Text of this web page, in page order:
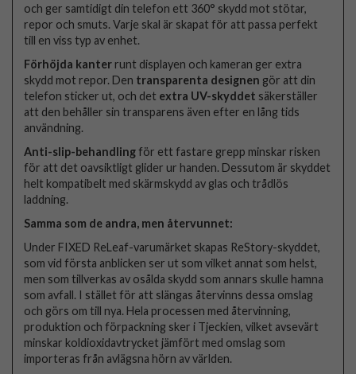
och ger samtidigt din telefon ett 360° skydd mot stötar,
repor och smuts. Varje skal är skapat för att passa perfekt
till en viss typ av enhet.
Förhöjda kanter runt displayen och kameran ger extra
skydd mot repor. Den transparenta designen gör att din
telefon sticker ut, och det extra UV-skyddet säkerställer
att den behåller sin transparens även efter en lång tids
användning.
Anti-slip-behandlingför ett fastare grepp minskar risken
för att det oavsiktligt glider ur handen. Dessutom är skyddet
helt kompatibelt med skärmskydd av glas och trådlös
laddning.
Samma som de andra, men återvunnet:
Under FIXED ReLeaf-varumärket skapas ReStory-skyddet,
som vid första anblicken ser ut som vilket annat som helst,
men som tillverkas av osålda skydd som annars skulle hamna
som avfall. I stället för att slängas återvinns dessa omslag
och görs om till nya. Hela processen med återvinning,
produktion och förpackning sker i Tjeckien, vilket avsevärt
minskar koldioxidavtrycket jämfört med omslag som
importeras från avlägsna hörn av världen.